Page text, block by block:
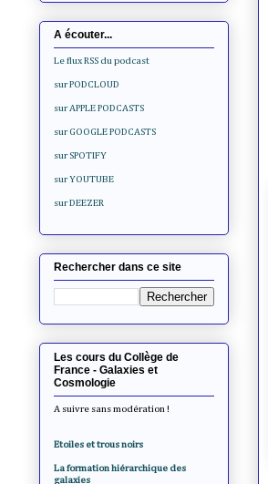
A écouter...
Le flux RSS du podcast
sur PODCLOUD
sur APPLE PODCASTS
sur GOOGLE PODCASTS
sur SPOTIFY
sur YOUTUBE
sur DEEZER
Rechercher dans ce site
Les cours du Collège de
France - Galaxies et
Cosmologie
A suivre sans modération !
Etoiles et trous noirs
La formation hiérarchique des
galaxies